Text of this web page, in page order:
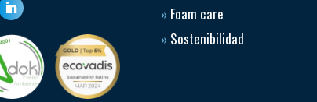
» Foam care
» Sostenibilidad